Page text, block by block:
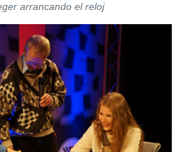
arrancando el reloj